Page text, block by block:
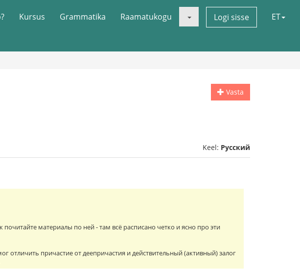
Kursus Grammatika Raamatukogu Logi sisse ET
Vasta
Keel: Русский
почитайте материалы по ней - там всё расписано четко и ясно про эти
отличить причастие от деепричастия и действительный (активный) залог